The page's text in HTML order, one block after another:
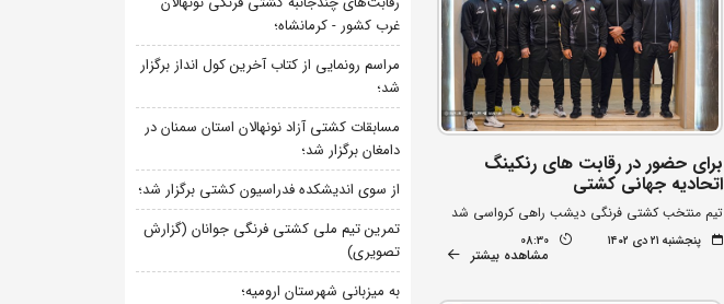
برای حضور در رقابت های رنکینگ
اتحادیه جهانی کشتی
تیم منتخب کشتی فرنگی دیشب راهی کرواسی شد
پنجشنبه ۲۱ دی ۱۴۰۲ 08:30
مشاهده بیشتر
غرب کشور - کرمانشاه؛
مراسم رونمایی از کتاب آخرین کول انداز برگزار
شد؛
مسابقات کشتی آزاد نونهالان استان سمنان در
دامغان برگزار شد؛
از سوی اندیشکده فدراسیون کشتی برگزار شد؛
تمرین تیم ملی کشتی فرنگی جوانان (گزارش
تصویری)
به میزبانی شهرستان ارومیه؛